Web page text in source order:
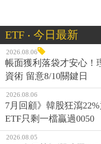
ETF ‧ 今日最新
2026.08.06
帳面獲利落袋才安心！
資術 留意8/10關鍵日
2026.08.06
7月回顧》韓股狂瀉
ETF只剩一檔贏過0050
2026.08.05